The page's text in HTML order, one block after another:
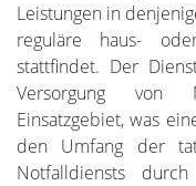
Leistungen in
reguläre haus-
stattfindet. Der
Versorgung von
Einsatzgebiet, was
den Umfang der
Notfalldiensts